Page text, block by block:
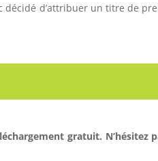
d’attribuer un titre de
gratuit. N’hésitez